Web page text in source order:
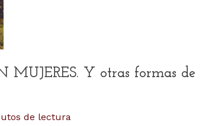
Y otras formas de
de lectura